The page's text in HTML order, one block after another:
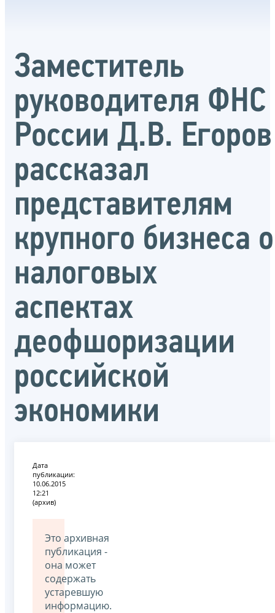
Заместитель
руководителя ФНС
России Д.В. Егоров
рассказал
представителям
крупного бизнеса о
налоговых
аспектах
деофшоризации
российской
экономики
Дата
публикации:
10.06.2015
12:21
(архив)
Это архивная
публикация -
она может
содержать
устаревшую
информацию.